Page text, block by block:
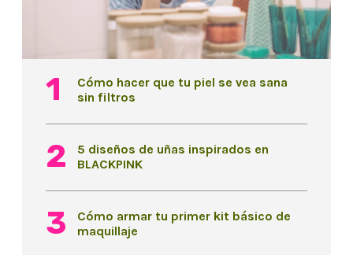
Cómo hacer que tu piel se vea sana
sin filtros
5 diseños de uñas inspirados en
BLACKPINK
Cómo armar tu primer kit básico de
maquillaje